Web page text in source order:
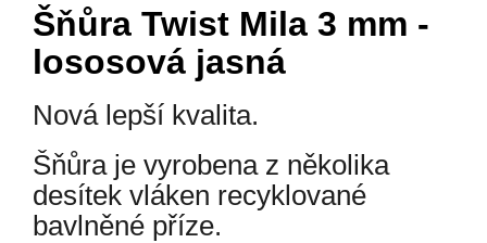
Šňůra Twist Mila 3 mm -
lososová jasná
Nová lepší kvalita.
Šňůra je vyrobena z několika
desítek vláken recyklované
bavlněné příze.